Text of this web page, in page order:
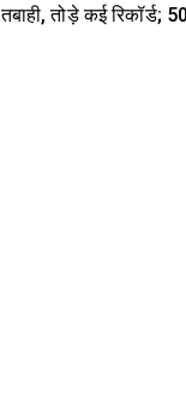
तबाही, तोड़े कई रिकॉर्ड;